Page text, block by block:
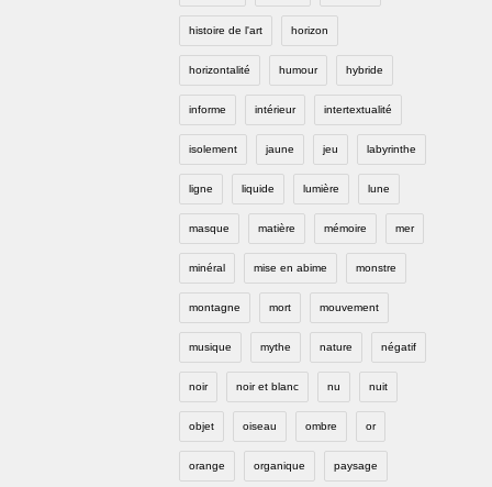
histoire de l'art horizon
horizontalité humour hybride
informe intérieur intertextualité
isolement jaune jeu labyrinthe
ligne liquide lumière lune
masque matière mémoire mer
minéral mise en abime monstre
montagne mort mouvement
musique mythe nature négatif
noir noir et blanc nu nuit
objet oiseau ombre or
orange organique paysage